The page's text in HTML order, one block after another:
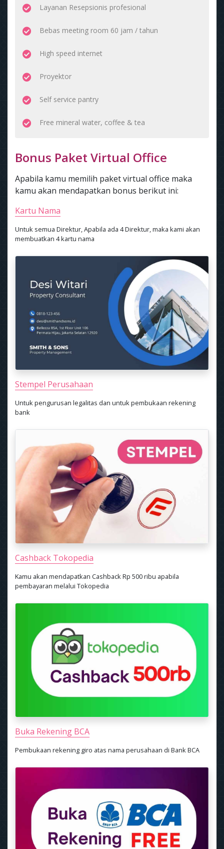
Layanan Resepsionis profesional
Bebas meeting room 60 jam / tahun
High speed internet
Proyektor
Self service pantry
Free mineral water, coffee & tea
Bonus Paket Virtual Office
Apabila kamu memilih paket virtual office maka
kamu akan mendapatkan bonus berikut ini:
Kartu Nama
Untuk semua Direktur, Apabila ada 4 Direktur, maka kami akan
membuatkan 4 kartu nama
Stempel Perusahaan
Untuk pengurusan legalitas dan untuk pembukaan rekening
bank
Cashback Tokopedia
Kamu akan mendapatkan Cashback Rp 500 ribu apabila
pembayaran melalui Tokopedia
Buka Rekening BCA
Pembukaan rekening giro atas nama perusahaan di Bank BCA